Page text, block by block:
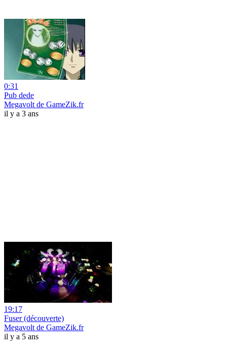
0:31
Pub dede
Megavolt de GameZik.fr
il y a 3 ans
19:17
Fuser (découverte)
Megavolt de GameZik.fr
il y a 5 ans